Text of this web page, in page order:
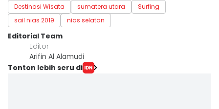
Destinasi Wisata sumatera utara
Surfing
sail nias 2019
nias selatan
Editorial Team
Editor
Arifin Al Alamudi
Tonton lebih seru di